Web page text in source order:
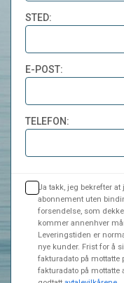
STED:
E-POST:
TELEFON:
Ja takk, jeg bekrefter at
abonnement uten
forsendelse, som
kommer annenhver
Leveringstiden er
nye kunder. Frist for å
fakturadato på mottatte
fakturadato på mottatte